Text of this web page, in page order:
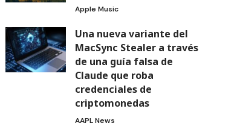
Apple Music
Una nueva variante del
MacSync Stealer a través
de una guía falsa de
Claude que roba
credenciales de
criptomonedas
AAPL News